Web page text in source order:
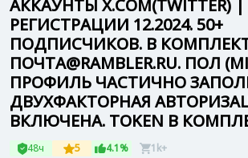
АККАУНТЫ X.COM(TWITTER)
РЕГИСТРАЦИИ 12.2024. 50+
ПОДПИСЧИКОВ. В
ПОЧТА@RAMBLER.RU. ПОЛ
ПРОФИЛЬ ЧАСТИЧНО
ДВУХФАКТОРНАЯ
ВКЛЮЧЕНА. TOKEN В
48ч 5 4.1% 1k+